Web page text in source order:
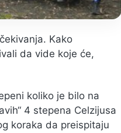
Kako
da vide koje će,
koliko je bilo na
4 stepena Celzijusa
koraka da preispitaju